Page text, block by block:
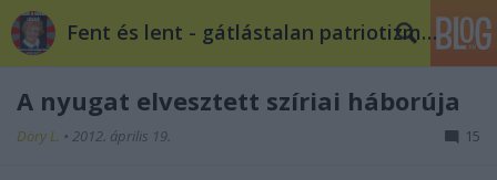
Fent és lent - gátlástalan patriotizmus
A nyugat elvesztett szíriai háborúja
Döry L. • 2012. április 19. 15